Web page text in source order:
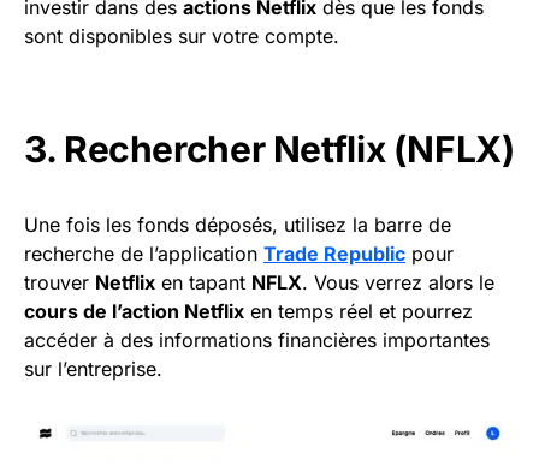
investir dans des actions Netflix dès que les fonds
sont disponibles sur votre compte.
3. Rechercher Netflix (NFLX)
Une fois les fonds déposés, utilisez la barre de
recherche de l’application Trade Republic pour
trouver Netflix en tapant NFLX. Vous verrez alors le
cours de l’action Netflix en temps réel et pourrez
accéder à des informations financières importantes
sur l’entreprise.